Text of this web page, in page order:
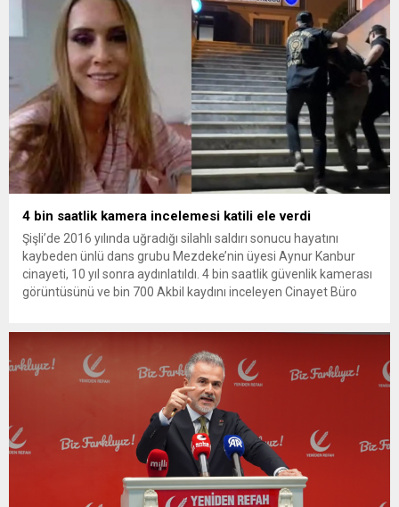
soruşturmada tutuklamalar genişliyor. Son olarak dönemin...
4 bin saatlik kamera incelemesi katili ele verdi
Şişli’de 2016 yılında uğradığı silahlı saldırı sonucu hayatını
kaybeden ünlü dans grubu Mezdeke’nin üyesi Aynur Kanbur
cinayeti, 10 yıl sonra aydınlatıldı. 4 bin saatlik güvenlik kamerası
görüntüsünü ve bin 700 Akbil kaydını inceleyen Cinayet Büro